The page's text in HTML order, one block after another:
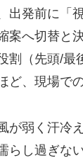
出発前に「
案へ切替
割（先頭/最
ど、現場で
が弱く汗冷
らし過ぎな